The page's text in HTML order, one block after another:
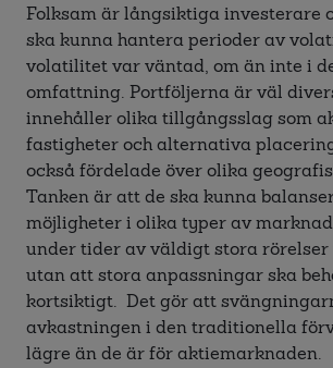
Folksam är långsiktiga investerare
ska kunna hantera perioder av
volatilitet var väntad, om än inte i
omfattning. Portföljerna är väl
innehåller olika tillgångsslag som
fastigheter och alternativa
också fördelade över olika
Tanken är att de ska kunna
möjligheter i olika typer av
under tider av väldigt stora
utan att stora anpassningar ska
kortsiktigt. Det gör att
avkastningen i den traditionella
lägre än de är för aktiemarknaden.